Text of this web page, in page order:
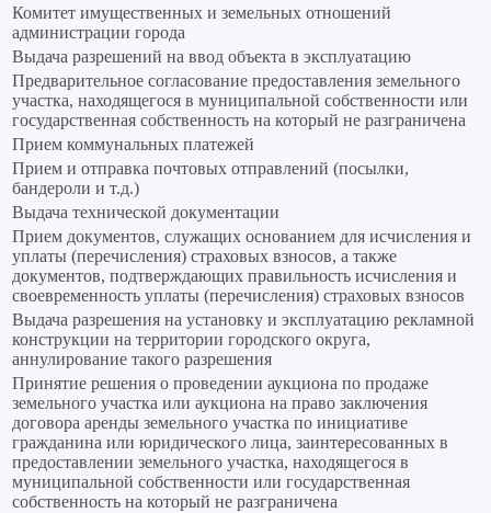
Комитет имущественных и земельных отношений
администрации города
Выдача разрешений на ввод объекта в эксплуатацию
Предварительное согласование предоставления земельного
участка, находящегося в муниципальной собственности или
государственная собственность на который не разграничена
Прием коммунальных платежей
Прием и отправка почтовых отправлений (посылки,
бандероли и т.д.)
Выдача технической документации
Прием документов, служащих основанием для исчисления и
уплаты (перечисления) страховых взносов, а также
документов, подтверждающих правильность исчисления и
своевременность уплаты (перечисления) страховых взносов
Выдача разрешения на установку и эксплуатацию рекламной
конструкции на территории городского округа,
аннулирование такого разрешения
Принятие решения о проведении аукциона по продаже
земельного участка или аукциона на право заключения
договора аренды земельного участка по инициативе
гражданина или юридического лица, заинтересованных в
предоставлении земельного участка, находящегося в
муниципальной собственности или государственная
собственность на который не разграничена